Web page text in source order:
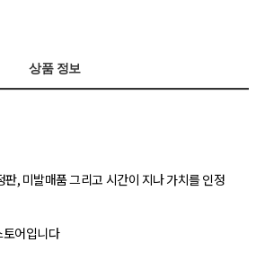
상품 정보
, 미발매품 그리고 시간이 지나 가치를 인정
어입니다